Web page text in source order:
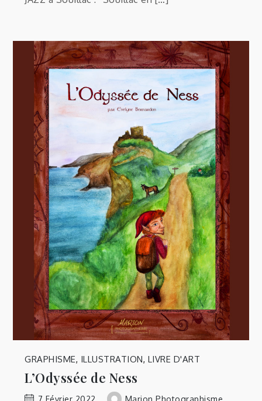
GRAPHISME, ILLUSTRATION, LIVRE D'ART
L’Odyssée de Ness
7 Février 2022 Marion Photographisme